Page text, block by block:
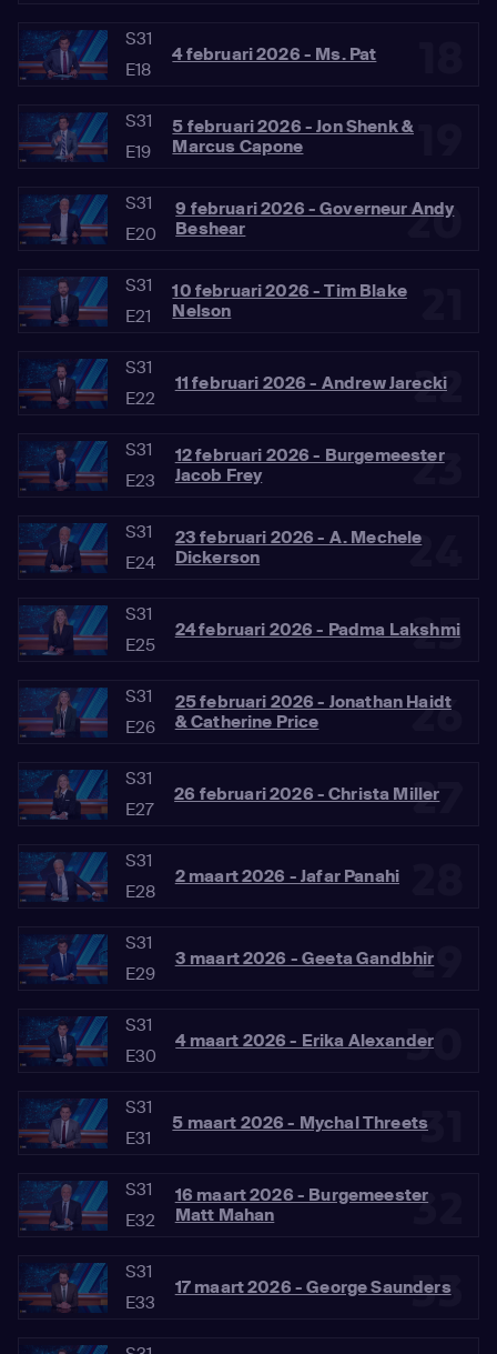
S31
E18
4 februari 2026 - Ms. Pat
S31
E19
5 februari 2026 - Jon Shenk &
Marcus Capone
20
S31
E20
9 februari 2026 - Governeur Andy
Beshear
S31
E21
10 februari 2026 - Tim Blake
Nelson
22
S31
E22
11 februari 2026 - Andrew Jarecki
23
S31
E23
12 februari 2026 - Burgemeester
Jacob Frey
24
S31
E24
23 februari 2026 - A. Mechele
Dickerson
25
S31
E25
24 februari 2026 - Padma Lakshmi
26
S31
E26
25 februari 2026 - Jonathan Haidt
& Catherine Price
27
S31
E27
26 februari 2026 - Christa Miller
S31
E28
2 maart 2026 - Jafar Panahi
29
S31
E29
3 maart 2026 - Geeta Gandbhir
30
S31
E30
4 maart 2026 - Erika Alexander
31
S31
E31
5 maart 2026 - Mychal Threets
32
S31
E32
16 maart 2026 - Burgemeester
Matt Mahan
33
S31
E33
17 maart 2026 - George Saunders